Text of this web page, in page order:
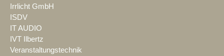
Irrlicht GmbH
ISDV
IT AUDIO
IVT Ilbertz
Veranstaltungstechnik